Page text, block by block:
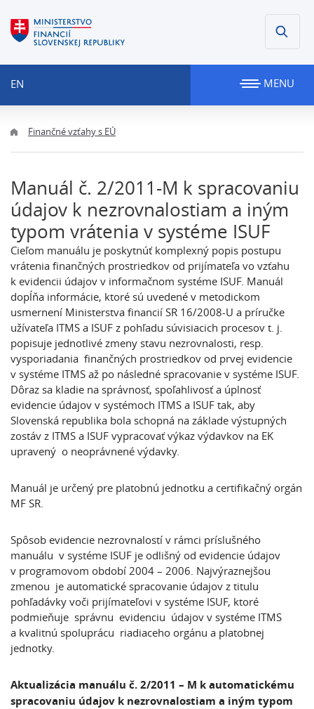
EN MENU
Finančné vzťahy s EÚ
Manuál č. 2/2011-M k spracovaniu
údajov k nezrovnalostiam a iným
typom vrátenia v systéme ISUF
Cieľom manuálu je poskytnúť komplexný popis postupu
vrátenia finančných prostriedkov od prijímateľa vo vzťahu
k evidencii údajov v informačnom systéme ISUF. Manuál
dopĺňa informácie, ktoré sú uvedené v metodickom
usmernení Ministerstva financií SR 16/2008-U a príručke
užívateľa ITMS a ISUF z pohľadu súvisiacich procesov t. j.
popisuje jednotlivé zmeny stavu nezrovnalosti, resp.
vysporiadania finančných prostriedkov od prvej evidencie
v systéme ITMS až po následné spracovanie v systéme ISUF.
Dôraz sa kladie na správnosť, spoľahlivosť a úplnosť
evidencie údajov v systémoch ITMS a ISUF tak, aby
Slovenská republika bola schopná na základe výstupných
zostáv z ITMS a ISUF vypracovať výkaz výdavkov na EK
upravený o neoprávnené výdavky.
Manuál je určený pre platobnú jednotku a certifikačný orgán
MF SR.
Spôsob evidencie nezrovnalostí v rámci príslušného
manuálu v systéme ISUF je odlišný od evidencie údajov
v programovom období 2004 – 2006. Najvýraznejšou
zmenou je automatické spracovanie údajov z titulu
pohľadávky voči prijímateľovi v systéme ISUF, ktoré
podmieňuje správnu evidenciu údajov v systéme ITMS
a kvalitnú spoluprácu riadiaceho orgánu a platobnej
jednotky.
Aktualizácia manuálu č. 2/2011 – M k automatickému
spracovaniu údajov k nezrovnalostiam a iným typom